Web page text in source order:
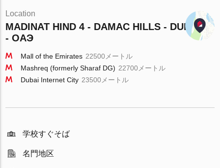
Location
MADINAT HIND 4 - DAMAC HILLS - DUBAI
- ОАЭ
Mall of the Emirates 22500メートル
Mashreq (formerly Sharaf DG) 22700メートル
Dubai Internet City 23500メートル
学校すぐそば
名門地区